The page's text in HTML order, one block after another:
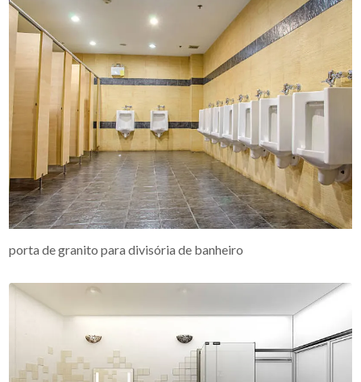
porta de granito para divisória de banheiro